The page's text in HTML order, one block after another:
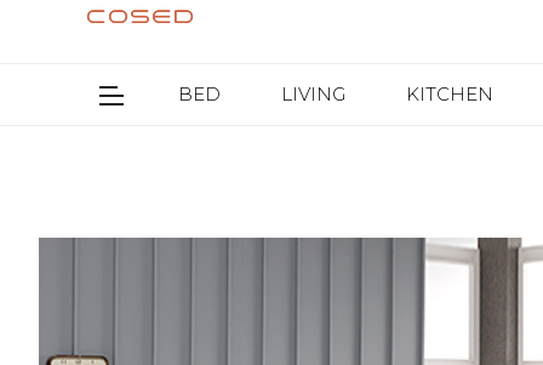
BED LIVING KITCHEN